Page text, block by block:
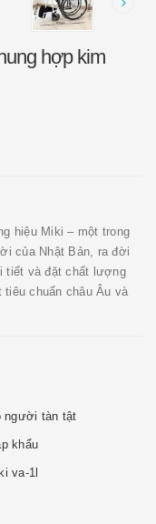
hợp kim
hiệu Miki – một trong
của Nhật Bản, ra đời
tiết và đặt chất lượng
tiêu chuẩn châu Âu và
người tàn tật
khẩu
va-1l